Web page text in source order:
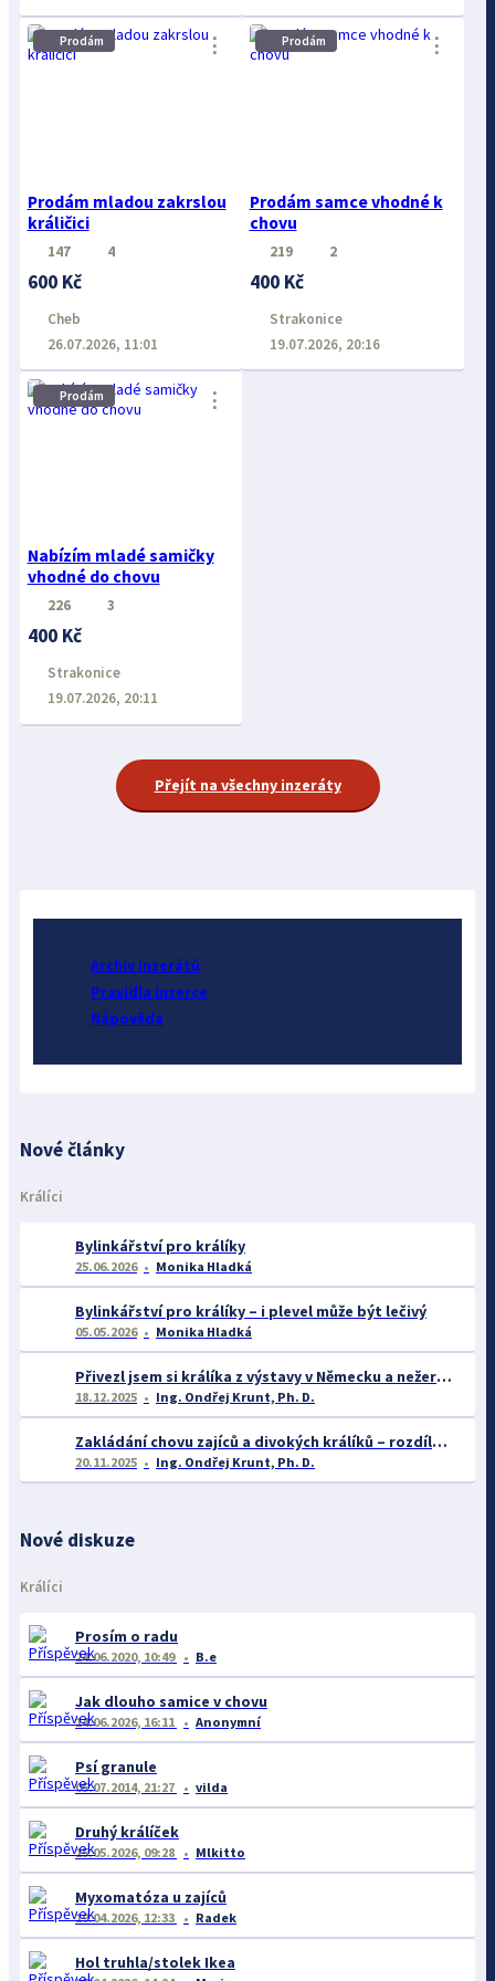
Prodám
Prodám mladou zakrslou
králičici
⋮
147 4
600 Kč
Cheb
26.07.2026, 11:01
Prodám
Prodám samce vhodné k
chovu
⋮
219 2
400 Kč
Strakonice
19.07.2026, 20:16
Prodám
Nabízím mladé samičky
vhodné do chovu
⋮
226 3
400 Kč
Strakonice
19.07.2026, 20:11
Přejít na všechny inzeráty
Archiv inzerátů
Pravidla inzerce
Nápověda
Nové články
Králíci
Bylinkářství pro králíky
25.06.2026 Monika Hladká
Bylinkářství pro králíky – i plevel může být lečivý
05.05.2026 Monika Hladká
Přivezl jsem si králíka z výstavy v Německu a nežere – co s tím?
18.12.2025 Ing. Ondřej Krunt, Ph. D.
Zakládání chovu zajíců a divokých králíků – rozdíly v biologii, legislativě a chovatelském přístupu
20.11.2025 Ing. Ondřej Krunt, Ph. D.
Nové diskuze
Králíci
Prosím o radu
24.06.2020, 10:49 B.e
Jak dlouho samice v chovu
14.06.2026, 16:11 Anonymní
Psí granule
05.07.2014, 21:27 vilda
Druhý králíček
15.05.2026, 09:28 Mlkitto
Myxomatóza u zajíců
19.04.2026, 12:33 Radek
Hol truhla/stolek Ikea